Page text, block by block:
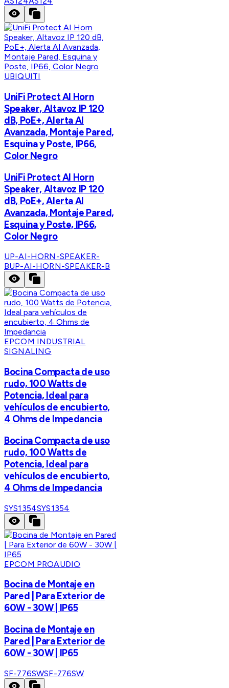
UBIQUITI
UniFi Protect AI Horn
Speaker, Altavoz IP 120
dB, PoE+, Alerta AI
Avanzada, Montaje Pared,
Esquina y Poste, IP66,
Color Negro
UniFi Protect AI Horn
Speaker, Altavoz IP 120
dB, PoE+, Alerta AI
Avanzada, Montaje Pared,
Esquina y Poste, IP66,
Color Negro
UP-AI-HORN-SPEAKER-
BUP-AI-HORN-SPEAKER-B
EPCOM INDUSTRIAL
SIGNALING
Bocina Compacta de uso
rudo, 100 Watts de
Potencia, Ideal para
vehículos de encubierto,
4 Ohms de Impedancia
Bocina Compacta de uso
rudo, 100 Watts de
Potencia, Ideal para
vehículos de encubierto,
4 Ohms de Impedancia
SYS1354SYS1354
EPCOM PROAUDIO
Bocina de Montaje en
Pared | Para Exterior de
60W - 30W | IP65
Bocina de Montaje en
Pared | Para Exterior de
60W - 30W | IP65
SF-776SWSF-776SW